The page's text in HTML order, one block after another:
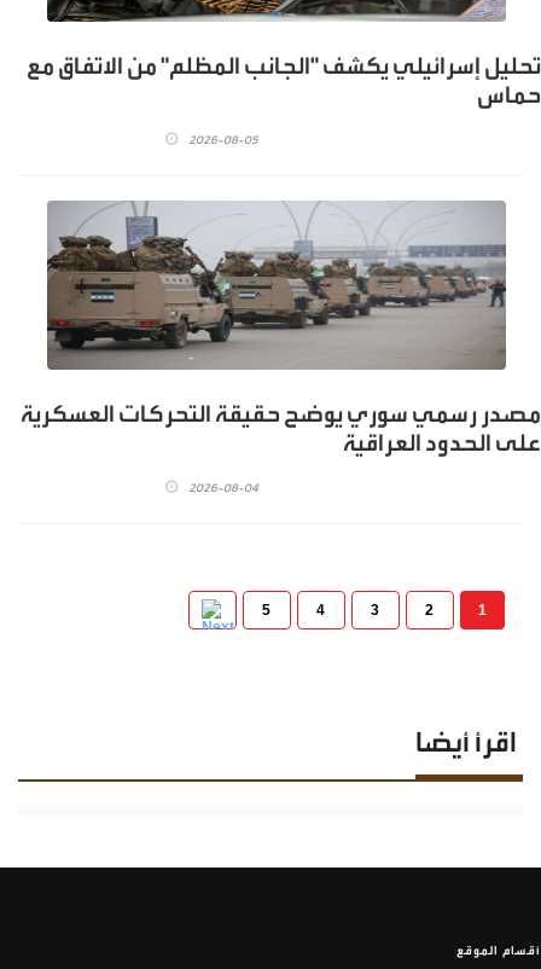
تحليل إسرائيلي يكشف "الجانب المظلم" من الاتفاق مع
حماس
2026-08-05
مصدر رسمي سوري يوضح حقيقة التحركات العسكرية
على الحدود العراقية
2026-08-04
1
2
3
4
5
اقرأ أيضا
أقسام الموقع